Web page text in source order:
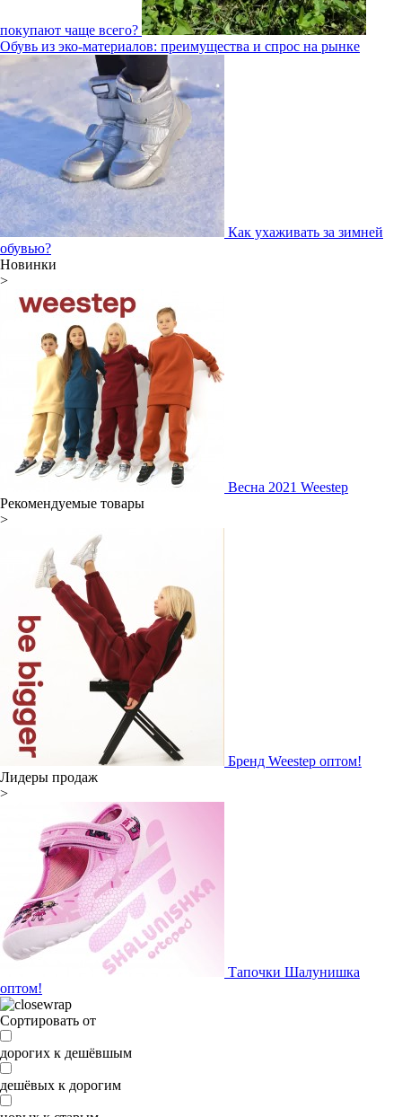
покупают чаще всего?
Обувь из эко-материалов: преимущества и спрос на рынке
Как ухаживать за зимней
обувью?
Новинки
>
Весна 2021 Weestep
Рекомендуемые товары
>
Бренд Weestep оптом!
Лидеры продаж
>
Тапочки Шалунишка
оптом!
Сортировать от
дорогих к дешёвшым
дешёвых к дорогим